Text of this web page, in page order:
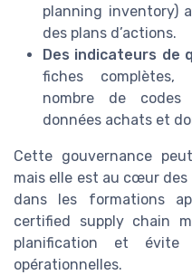
planning inventory)
des plans d’actions.
Des indicateurs de
fiches complètes,
nombre de
données achats et
Cette gouvernance
mais elle est au cœur
dans les formations
certified supply chain
planification et évite
opérationnelles.